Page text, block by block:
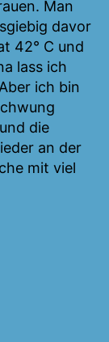
Man
davor
42° C und
lass ich
ich bin
die
an der
mit viel